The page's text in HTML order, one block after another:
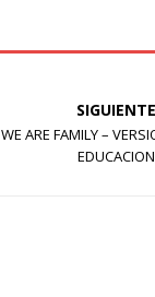
SIGUIENTE
WE ARE FAMILY –